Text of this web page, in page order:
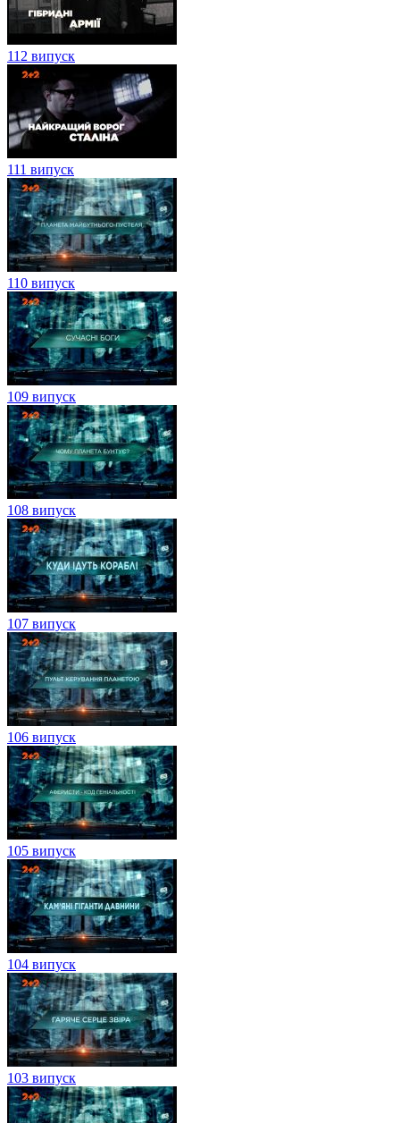
112 випуск
111 випуск
110 випуск
109 випуск
108 випуск
107 випуск
106 випуск
105 випуск
104 випуск
103 випуск